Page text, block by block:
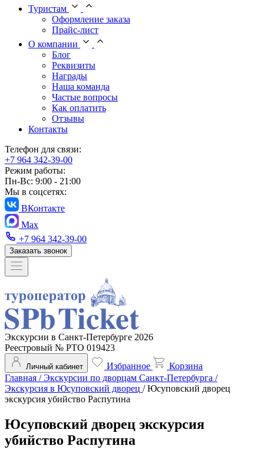
Туристам
Оформление заказа
Прайс-лист
О компании
Блог
Реквизиты
Награды
Наша команда
Частые вопросы
Как оплатить
Отзывы
Контакты
Телефон для связи:
+7 964 342-39-00
Режим работы:
Пн-Вс: 9:00 - 21:00
Мы в соцсетях:
ВКонтакте
Max
+7 964 342-39-00
Заказать звонок
Экскурсии в Санкт-Петербурге 2026
Реестровый № РТО 019423
Личный кабинет Избранное
Корзина
Главная /Экскурсии по дворцам Санкт-Петербурга /
Экскурсия в Юсуповский дворец /Юсуповский дворец
экскурсия убийство Распутина
Юсуповский дворец экскурсия
убийство Распутина